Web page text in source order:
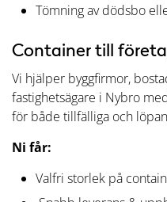
Tömning av dödsbo
Container till
Vi hjälper byggfirmor,
fastighetsägare i Nybro
för både tillfälliga och
Ni får:
Valfri storlek på